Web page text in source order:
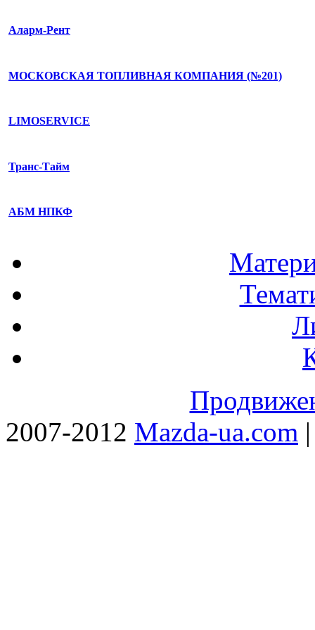
Аларм-Рент
МОСКОВСКАЯ ТОПЛИВНАЯ КОМПАНИЯ (№201)
LIMOSERVICE
Транс-Тайм
АБМ НПКФ
2007-2012 Mazda-ua.com